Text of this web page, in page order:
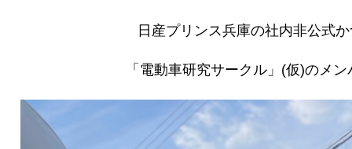
日産プリンス兵庫の社内非公式
「電動車研究サークル」(仮)のメ